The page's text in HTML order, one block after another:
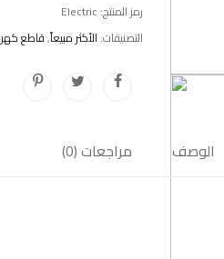
رمز المنتج: Electric
التصنيفات: الأكثر مبيعاً,قاطع
الوصف مراجعات (0)